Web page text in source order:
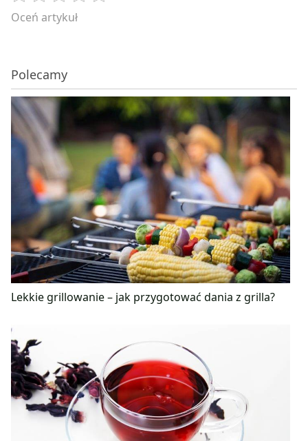
Oceń artykuł
Polecamy
Lekkie grillowanie – jak przygotować dania z grilla?